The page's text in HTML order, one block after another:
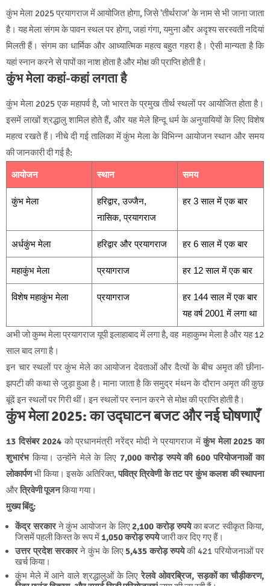
कुंभ मेला 2025 प्रयागराज में आयोजित होगा, जिसे 'तीर्थराज' के नाम से भी जाना जाता
है। यह मेला संगम के पावन स्थल पर होगा, जहां गंगा, यमुना और अदृश्य सरस्वती नदियां
मिलती हैं। संगम का धार्मिक और आध्यात्मिक महत्व बहुत गहरा है। ऐसी मान्यता है कि
यहां स्नान करने से पापों का नाश होता है और मोक्ष की प्राप्ति होती है।
कुंभ मेला कहां-कहां लगता है
कुंभ मेला 2025 एक महापर्व है, जो भारत के प्रमुख तीर्थ स्थलों पर आयोजित होता है।
इसमें लाखों श्रद्धालु शामिल होते हैं, और यह मेले हिन्दू धर्म के अनुयायियों के लिए विशेष
महत्व रखते हैं। नीचे दी गई तालिका में कुंभ मेला के विभिन्न आयोजन स्थान और समय
की जानकारी दी गई है:
आयोजन स्थान समय
कुंभ मेला
हरिद्वार, उज्जैन,
नासिक, प्रयागराज
हर 3 साल में एक बार
अर्धकुंभ मेला हरिद्वार और प्रयागराज हर 6 साल में एक बार
महाकुंभ मेला प्रयागराज हर 12 साल में एक बार
विशेष महाकुंभ मेला प्रयागराज
हर 144 साल में एक बार
यह वर्ष 2001 में लगा था
अभी जो कुम्भ मेला प्रयागराज यूपी इलाहाबाद में लगा है, वह महाकुम्भ मेला है और यह 12
साल बाद लगा है।
इन चार स्थलों पर कुंभ मेले का आयोजन देवताओं और दैत्यों के बीच अमृत की छीना-
झपटी की कथा से जुड़ा हुआ है। माना जाता है कि समुद्र मंथन के दौरान अमृत की कुछ
बूंदें इन स्थलों पर गिरी थीं। इन स्थलों पर स्नान करने से मोक्ष की प्राप्ति होती है।
कुंभ मेला 2025: का उद्घाटनबजटऔर नई घोषणाएँ
13 दिसंबर 2024 को प्रधानमंत्री नरेंद्र मोदी ने प्रयागराज मेंकुंभ मेला 2025 का
शुभारंभकिया। उन्होंने मेले के लिए 7,000 करोड़ रुपये की 600 परियोजनाओं का
लोकार्पणभी किया। इसके अतिरिक्त,पवित्र त्रिवेणी के तट पर कुंभ कलश की स्थापना
औरत्रिवेणी पूजनकिया गया।
मुख्य बिंदु:
केंद्र सरकारने कुंभ आयोजन के लिए2,100 करोड़ रुपयेका बजट स्वीकृत किया,
जिसमें पहली किस्त के रूप में1,050 करोड़ रुपयेजारी कर दिए गए हैं।
उत्तर प्रदेश सरकारने कुंभ के लिए 5,435 करोड़ रुपयेकी 421 परियोजनाओं पर
खर्च किया।
कुंभ मेले में आने वाले श्रद्धालुओं के लिएरेलवे ओवरब्रिज, सड़कों का चौड़ीकरण,